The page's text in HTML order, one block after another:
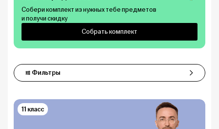
Собери комплект из нужных тебе предметов
и получи скидку
Собрать комплект
ФильтрыФильтры
11 класс